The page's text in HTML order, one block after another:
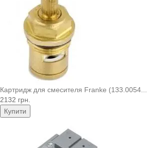
Картридж для смесителя Franke (133.0054...
2132 грн.
Купити